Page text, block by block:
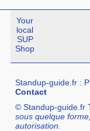
Your
local
SUP
Shop
Standup-guide.fr :
Contact
© Standup-guide.fr
sous quelque
autorisation.